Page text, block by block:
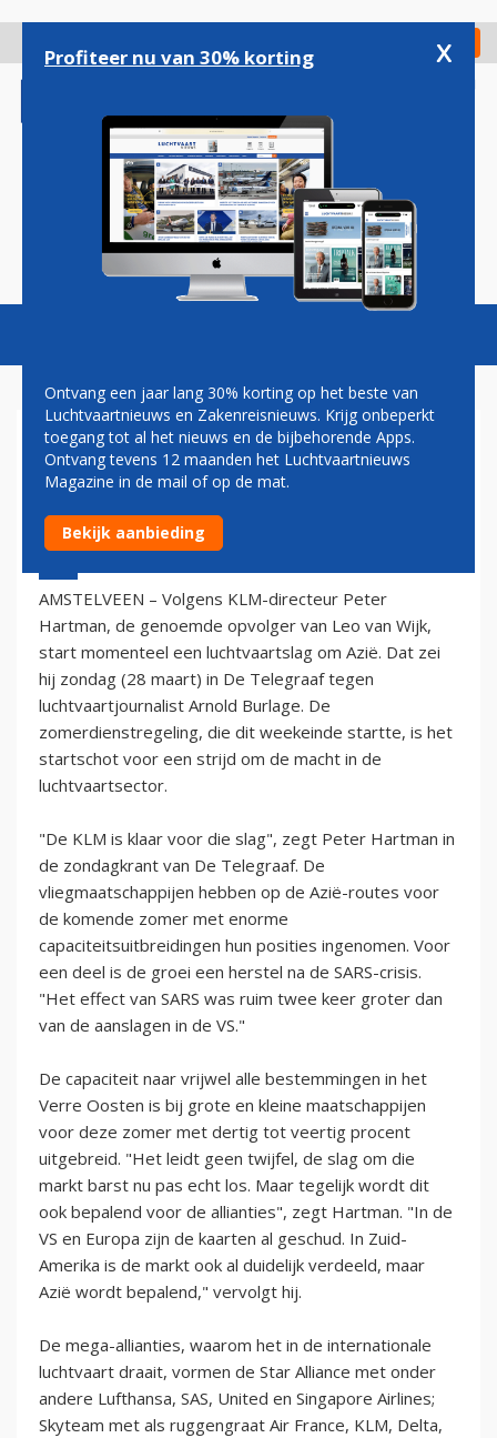
gaan
Check in
Magazine Podcasts Vacatures
KLM-TOP VOORSPELT SLAG
OM AZIÃ«
28 maart 2004 - 1:00
AMSTELVEEN – Volgens KLM-directeur Peter
Hartman, de genoemde opvolger van Leo van Wijk,
start momenteel een luchtvaartslag om Azië. Dat zei
hij zondag (28 maart) in De Telegraaf tegen
luchtvaartjournalist Arnold Burlage. De
zomerdienstregeling, die dit weekeinde startte, is het
startschot voor een strijd om de macht in de
luchtvaartsector.
"De KLM is klaar voor die slag", zegt Peter Hartman in
de zondagkrant van De Telegraaf. De
vliegmaatschappijen hebben op de Azië-routes voor
de komende zomer met enorme
capaciteitsuitbreidingen hun posities ingenomen. Voor
een deel is de groei een herstel na de SARS-crisis.
"Het effect van SARS was ruim twee keer groter dan
van de aanslagen in de VS."
De capaciteit naar vrijwel alle bestemmingen in het
Verre Oosten is bij grote en kleine maatschappijen
voor deze zomer met dertig tot veertig procent
uitgebreid. "Het leidt geen twijfel, de slag om die
markt barst nu pas echt los. Maar tegelijk wordt dit
ook bepalend voor de allianties", zegt Hartman. "In de
VS en Europa zijn de kaarten al geschud. In Zuid-
Amerika is de markt ook al duidelijk verdeeld, maar
Azië wordt bepalend," vervolgt hij.
De mega-allianties, waarom het in de internationale
luchtvaart draait, vormen de Star Alliance met onder
andere Lufthansa, SAS, United en Singapore Airlines;
Skyteam met als ruggengraat Air France, KLM, Delta,
Profiteer nu van 30% korting x
Ontvang een jaar lang 30% korting op het beste van
Luchtvaartnieuws en Zakenreisnieuws. Krijg onbeperkt
toegang tot al het nieuws en de bijbehorende Apps.
Ontvang tevens 12 maanden het Luchtvaartnieuws
Magazine in de mail of op de mat.
Bekijk aanbieding